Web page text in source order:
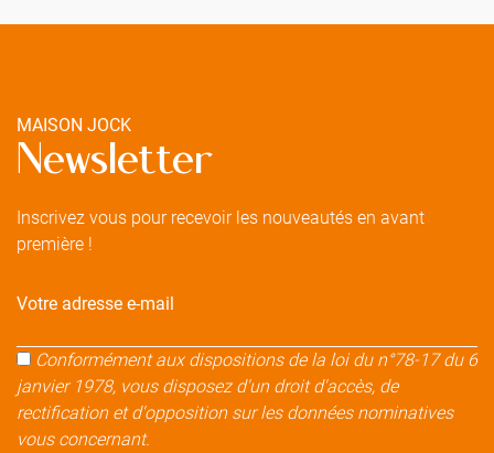
MAISON JOCK
Newsletter
Inscrivez vous pour recevoir les nouveautés en avant
première !
Votre adresse e-mail
Conformément aux dispositions de la loi du n°78-17 du 6
janvier 1978, vous disposez d'un droit d'accès, de
rectification et d'opposition sur les données nominatives
vous concernant.